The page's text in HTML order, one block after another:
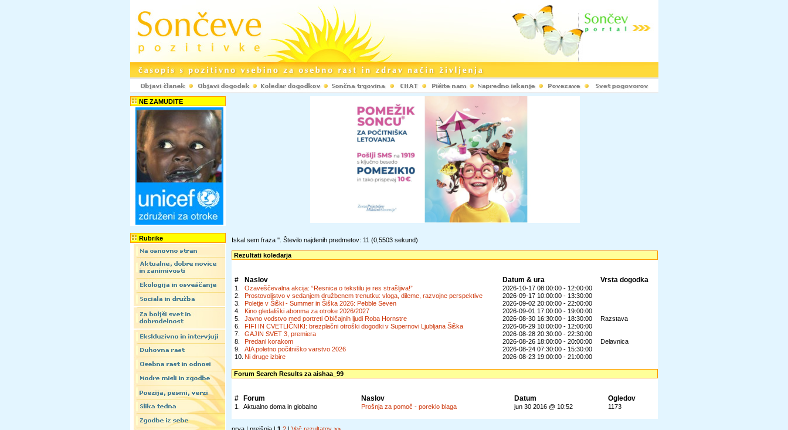
NE ZAMUDITE
Rubrike Iskal sem fraza ''. Število najdenih predmetov: 11 (0,5503 sekund)
Rezultati koledarja
# Naslov Datum & ura Vrsta dogodka
1. Ozaveščevalna akcija: “Resnica o tekstilu je res strašljiva!”
2026-10-17 08:00:00 - 12:00:00
2.
Prostovoljstvo v sedanjem družbenem trenutku: vloga, dileme, razvojne perspektive
2026-09-17 10:00:00 - 13:30:00
3.
Poletje v Šiški - Summer in Šiška 2026: Pebble Seven
2026-09-02 20:00:00 - 22:00:00
4.
Kino gledališki abonma za otroke 2026/2027
2026-09-01 17:00:00 - 19:00:00
5.
Javno vodstvo med portreti Običajnih ljudi Roba Hornstre 2026-08-30 16:30:00 - 18:30:00
Razstava
6.
FIFI IN CVETLIČNIKI: brezplačni otroški dogodki v Supernovi Ljubljana Šiška
2026-08-29 10:00:00 - 12:00:00
7.
GAJIN SVET 3, premiera
2026-08-28 20:30:00 - 22:30:00
8.
Predani korakom 2026-08-26 18:00:00 - 20:00:00
Delavnica
9.
AIA poletno počitniško varstvo 2026
2026-08-24 07:30:00 - 15:30:00
10. Ni druge izbire 2026-08-23 19:00:00 - 21:00:00
Forum Search Results za aishaa_99
# Forum Naslov Datum Ogledov
1. Aktualno doma in globalno Prošnja za pomoč - poreklo blaga jun 30 2016 @ 10:52 1173